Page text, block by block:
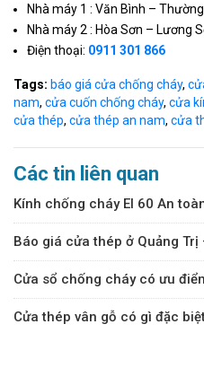
Nhà máy 1 : Văn Bình –
Nhà máy 2 : Hòa Sơn – Lương
Điện thoại: 0911 301 866
Tags: báo giá cửa chống cháy,
nam, cửa cuốn chống cháy, cửa
cửa thép, cửa thép an nam, cửa
Các tin liên quan
Kính chống cháy EI 60 An
Báo giá cửa thép ở Quảng Trị
Cửa sổ chống cháy có ưu
Cửa thép vân gỗ có gì đặc